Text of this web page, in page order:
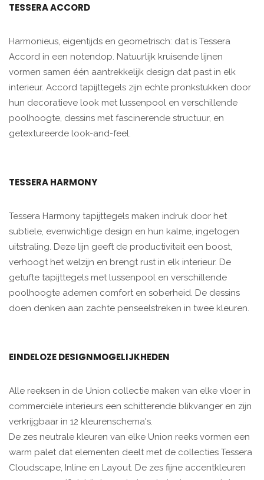
TESSERA ACCORD
Harmonieus, eigentijds en geometrisch: dat is Tessera
Accord in een notendop. Natuurlijk kruisende lijnen
vormen samen één aantrekkelijk design dat past in elk
interieur. Accord tapijttegels zijn echte pronkstukken door
hun decoratieve look met lussenpool en verschillende
poolhoogte, dessins met fascinerende structuur, en
getextureerde look-and-feel.
TESSERA HARMONY
Tessera Harmony tapijttegels maken indruk door het
subtiele, evenwichtige design en hun kalme, ingetogen
uitstraling. Deze lijn geeft de productiviteit een boost,
verhoogt het welzijn en brengt rust in elk interieur. De
getufte tapijttegels met lussenpool en verschillende
poolhoogte ademen comfort en soberheid. De dessins
doen denken aan zachte penseelstreken in twee kleuren.
EINDELOZE DESIGNMOGELIJKHEDEN
Alle reeksen in de Union collectie maken van elke vloer in
commerciële interieurs een schitterende blikvanger en zijn
verkrijgbaar in 12 kleurenschema's.
De zes neutrale kleuren van elke Union reeks vormen een
warm palet dat elementen deelt met de collecties Tessera
Cloudscape, Inline en Layout. De zes fijne accentkleuren